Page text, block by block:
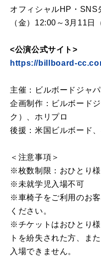
オフィシャルHP・SNS
（金）12:00～3月11日
<公演公式サイト>
https://billboard-
主催：ビルボードジャ
企画制作：ビルボード
ク）、ホリプロ
後援：米国ビルボード
＜注意事項＞
※枚数制限：おひとり
※未就学児入場不可
※車椅子をご利用のお
ください。
※チケットはおひとり
トを紛失された方、ま
入場できません。